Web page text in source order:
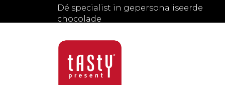
Dé specialist in gepersonaliseerde
chocolade